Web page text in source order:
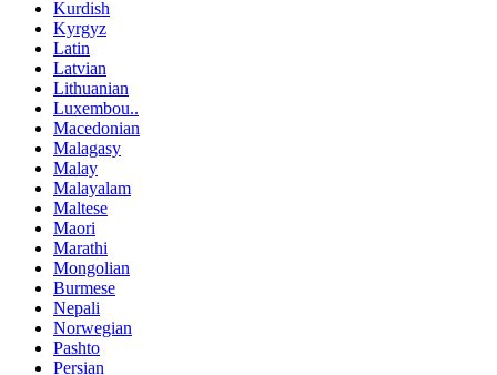
Kurdish
Kyrgyz
Latin
Latvian
Lithuanian
Luxembou..
Macedonian
Malagasy
Malay
Malayalam
Maltese
Maori
Marathi
Mongolian
Burmese
Nepali
Norwegian
Pashto
Persian